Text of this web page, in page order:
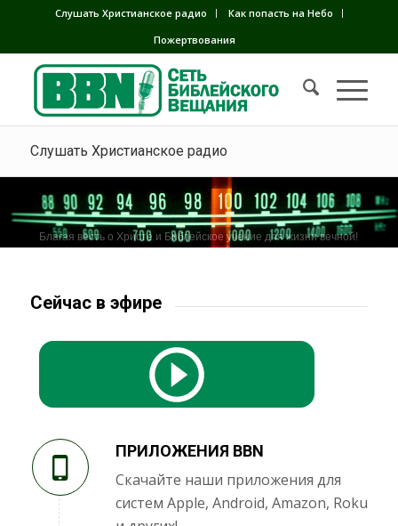
Слушать Христианское радио
Как попасть на Небо
Пожертвования
Слушать Христианское радио
Благая весть о Христе и Библейское учение для жизни вечной!
Сейчас в эфире
ПРИЛОЖЕНИЯ BBN
Скачайте наши приложения для
систем Apple, Android, Amazon, Roku